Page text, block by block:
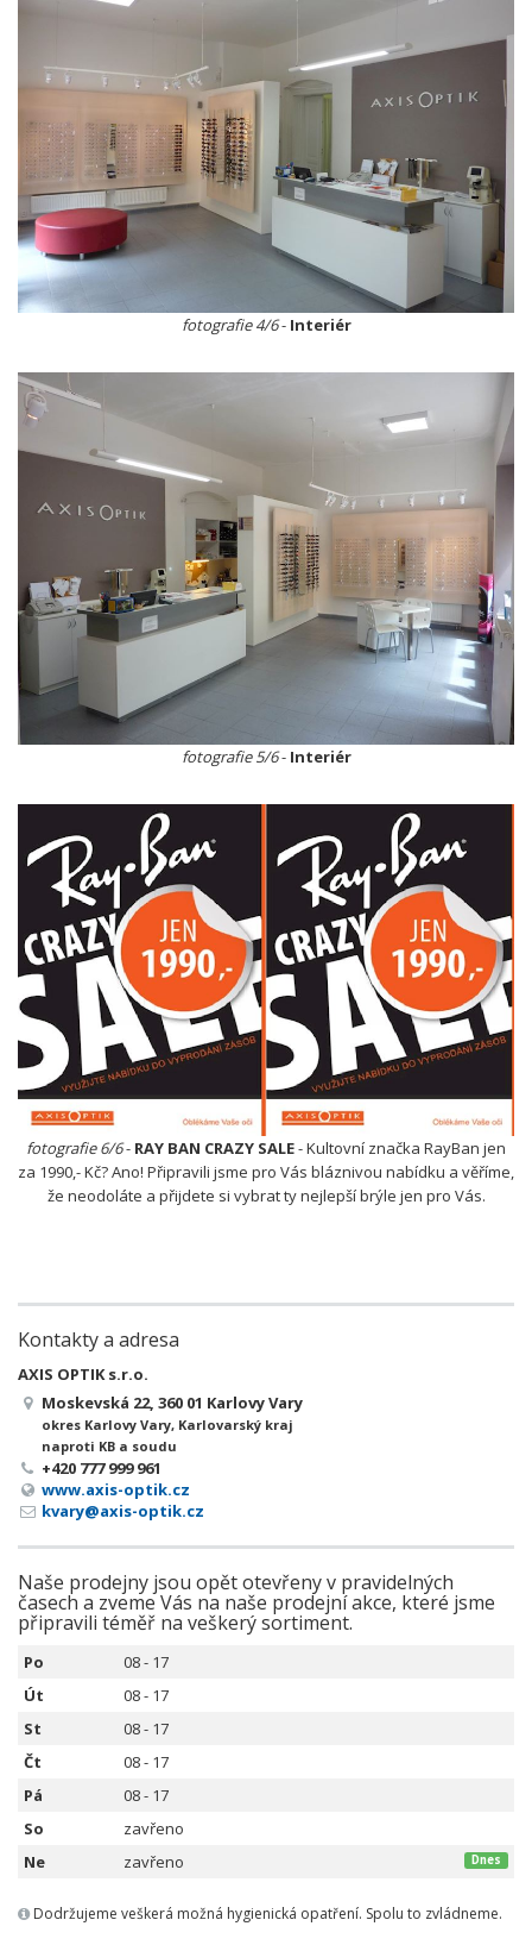
fotografie 4/6- Interiér
fotografie 5/6- Interiér
fotografie 6/6- RAY BAN CRAZY SALE- Kultovní značka RayBan jen
za 1990,- Kč? Ano! Připravili jsme pro Vás bláznivou nabídku a věříme,
že neodoláte a přijdete si vybrat ty nejlepší brýle jen pro Vás.
Kontakty a adresa
AXIS OPTIK s.r.o.
Moskevská 22, 360 01 Karlovy Vary
okres Karlovy Vary, Karlovarský kraj
naproti KB a soudu
+420 777 999 961
www.axis-optik.cz
kvary@axis-optik.cz
Naše prodejny jsou opět otevřeny v pravidelných
časech a zveme Vás na naše prodejní akce, které jsme
připravili téměř na veškerý sortiment.
Po
08 - 17
Út
08 - 17
St
08 - 17
Čt
08 - 17
Pá
08 - 17
So
zavřeno
Ne
zavřeno Dnes
Dodržujeme veškerá možná hygienická opatření. Spolu to zvládneme.